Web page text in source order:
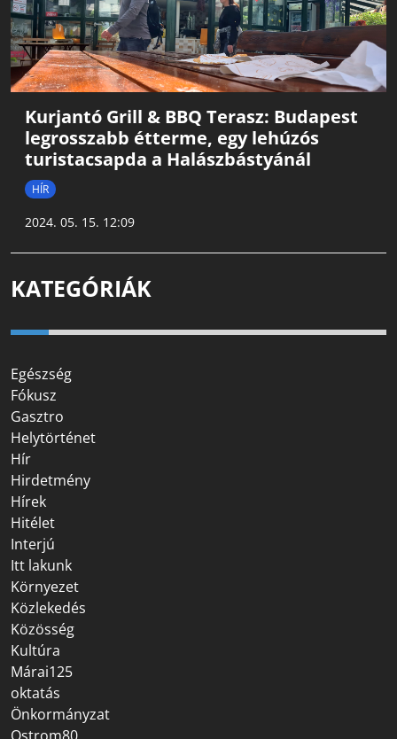
Kurjantó Grill & BBQ Terasz: Budapest
legrosszabb étterme, egy lehúzós
turistacsapda a Halászbástyánál
HÍR
2024. 05. 15. 12:09
KATEGÓRIÁK
Egészség
Fókusz
Gasztro
Helytörténet
Hír
Hirdetmény
Hírek
Hitélet
Interjú
Itt lakunk
Környezet
Közlekedés
Közösség
Kultúra
Márai125
oktatás
Önkormányzat